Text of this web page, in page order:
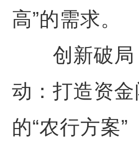
高”的需求。
创新破局
动：打造资金
的“农行方案”